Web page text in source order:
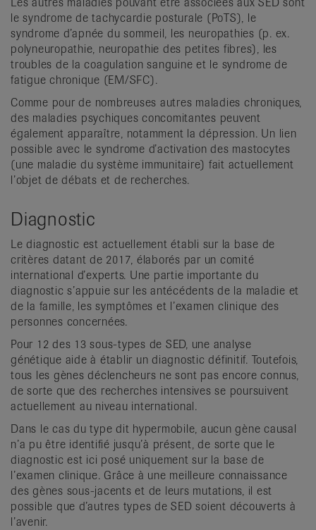
le syndrome de tachycardie posturale (PoTS), le
syndrome d’apnée du sommeil, les neuropathies (p. ex.
polyneuropathie, neuropathie des petites fibres), les
troubles de la coagulation sanguine et le syndrome de
fatigue chronique (EM/SFC).
Comme pour de nombreuses autres maladies chroniques,
des maladies psychiques concomitantes peuvent
également apparaître, notamment la dépression. Un lien
possible avec le syndrome d’activation des mastocytes
(une maladie du système immunitaire) fait actuellement
l’objet de débats et de recherches.
Diagnostic
Le diagnostic est actuellement établi sur la base de
critères datant de 2017, élaborés par un comité
international d’experts. Une partie importante du
diagnostic s’appuie sur les antécédents de la maladie et
de la famille, les symptômes et l’examen clinique des
personnes concernées.
Pour 12 des 13 sous-types de SED, une analyse
génétique aide à établir un diagnostic définitif. Toutefois,
tous les gènes déclencheurs ne sont pas encore connus,
de sorte que des recherches intensives se poursuivent
actuellement au niveau international.
Dans le cas du type dit hypermobile, aucun gène causal
n’a pu être identifié jusqu’à présent, de sorte que le
diagnostic est ici posé uniquement sur la base de
l’examen clinique. Grâce à une meilleure connaissance
des gènes sous-jacents et de leurs mutations, il est
possible que d’autres types de SED soient découverts à
l’avenir.